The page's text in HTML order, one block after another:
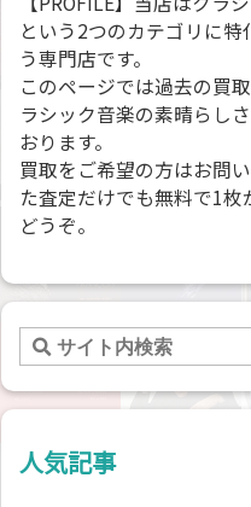
という2つのカテゴリに
う専門店です。
このページでは過去の買
ラシック音楽の素晴らし
おります。
買取をご希望の方はお問
た査定だけでも無料で1枚
どうぞ。
人気記事